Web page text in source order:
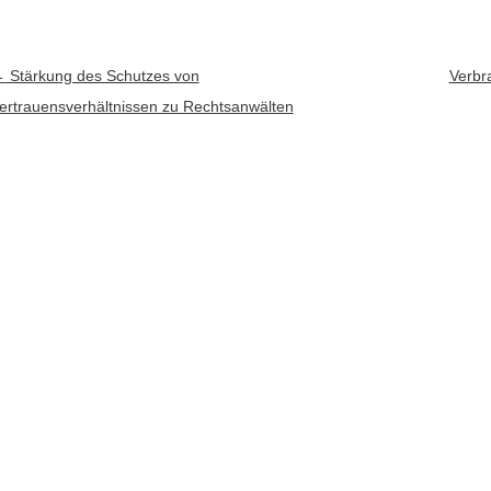
Navigation
Stärkung des Schutzes von
zu Rechtsanwälten